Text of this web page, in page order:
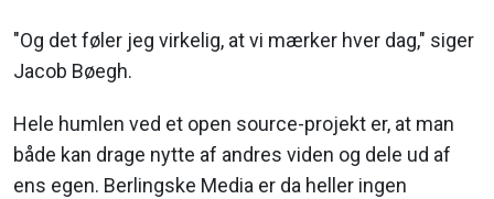
"Og det føler jeg virkelig, at vi mærker hver dag," siger
Jacob Bøegh.
Hele humlen ved et open source-projekt er, at man
både kan drage nytte af andres viden og dele ud af
ens egen. Berlingske Media er da heller ingen